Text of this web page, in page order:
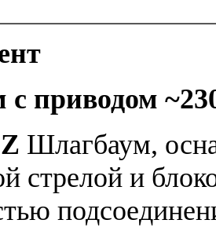
приводом
Шлагбаум,
стрелой и